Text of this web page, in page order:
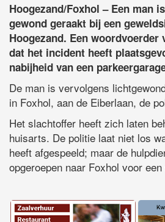
Hoogezand/Foxhol – Een man
gewond geraakt bij een
Hoogezand. Een
dat het incident heeft
nabijheid van een
De man is vervolgens
in Foxhol, aan de Eiberlaan, de
Het slachtoffer heeft zich laten
huisarts. De politie laat niet los
heeft afgespeeld; maar de
opgeroepen naar Foxhol voor